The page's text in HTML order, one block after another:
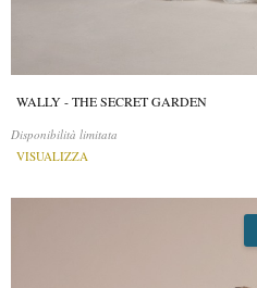
WALLY - THE SECRET GARDEN
Disponibilità limitata
VISUALIZZA